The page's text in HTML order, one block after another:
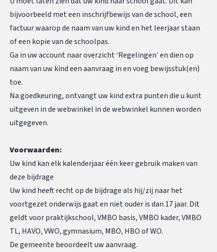
bijvoorbeeld met een inschrijfbewijs van de school, een
factuur waarop de naam van uw kind en het leerjaar staan
of een kopie van de schoolpas.
Ga in uw account naar overzicht ‘Regelingen’ en dien op
naam van uw kind een aanvraag in en voeg bewijsstuk(en)
toe.
Na goedkeuring, ontvangtuw kind extra punten die u kunt
uitgeven in de webwinkel in de webwinkel kunnen worden
uitgegeven.
Voorwaarden:
Uw kind kan elk kalenderjaar één keer gebruik maken van
deze bijdrage
Uw kind heeft recht op de bijdrage als hij/zij naar het
voortgezet onderwijs gaat en niet ouder is dan 17 jaar. Dit
geldt voor praktijkschool, VMBO basis, VMBO kader, VMBO
TL, HAVO, VWO, gymnasium, MBO, HBO of WO.
De gemeente beoordeelt uw aanvraag.